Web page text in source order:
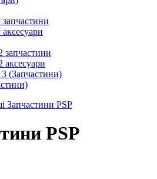
запчастини
аксесуари
(Запчастини)
Запчастини PSP
PSP